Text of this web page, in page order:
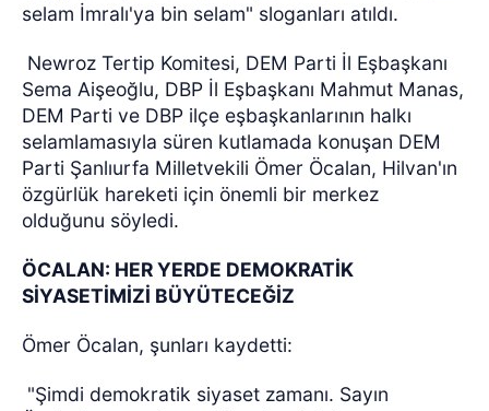
selam İmralı'ya bin selam" sloganları atıldı.
Newroz Tertip Komitesi, DEM Parti İl Eşbaşkanı
Sema Aişeoğlu, DBP İl Eşbaşkanı Mahmut Manas,
DEM Parti ve DBP ilçe eşbaşkanlarının halkı
selamlamasıyla süren kutlamada konuşan DEM
Parti Şanlıurfa Milletvekili Ömer Öcalan, Hilvan'ın
özgürlük hareketi için önemli bir merkez
olduğunu söyledi.
ÖCALAN: HER YERDE DEMOKRATİK
SİYASETİMİZİ BÜYÜTECEĞİZ
Ömer Öcalan, şunları kaydetti:
"Şimdi demokratik siyaset zamanı. Sayın